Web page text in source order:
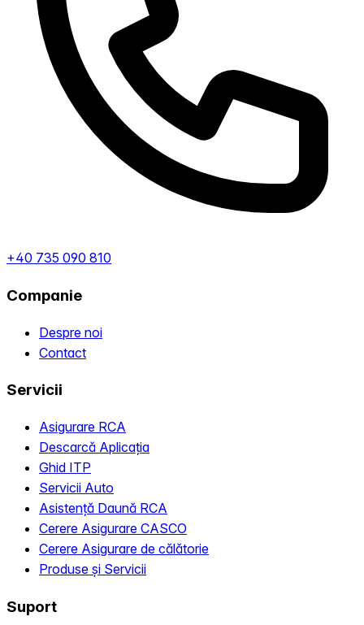
+40 735 090 810
Companie
Despre noi
Contact
Servicii
Asigurare RCA
Descarcă Aplicația
Ghid ITP
Servicii Auto
Asistență Daună RCA
Cerere Asigurare CASCO
Cerere Asigurare de călătorie
Produse și Servicii
Suport